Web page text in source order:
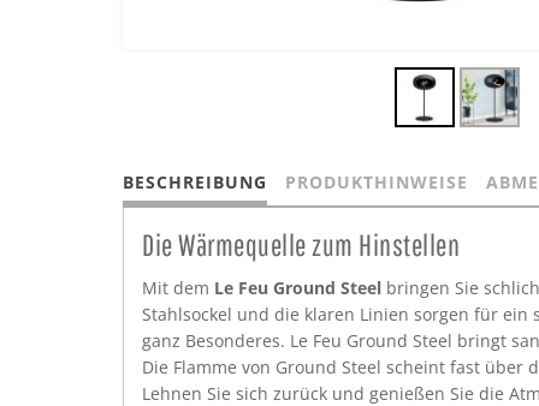
BESCHREIBUNG PRODUKTHINWEISE
Die Wärmequelle zum Hinstellen
Mit dem Le Feu Ground Steel bringen Sie
Stahlsockel und die klaren Linien sorgen für ein
ganz Besonderes. Le Feu Ground Steel bringt
Die Flamme von Ground Steel scheint fast
Lehnen Sie sich zurück und genießen Sie die